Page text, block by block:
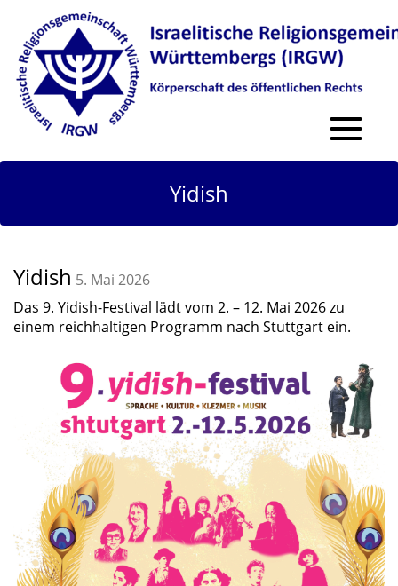
Toggle
Yidish
Yidish 5. Mai 2026
Das 9. Yidish-Festival lädt vom 2. – 12. Mai 2026 zu
einem reichhaltigen Programm nach Stuttgart ein.